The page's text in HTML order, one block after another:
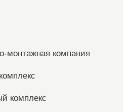
монтажная компания
комплекс